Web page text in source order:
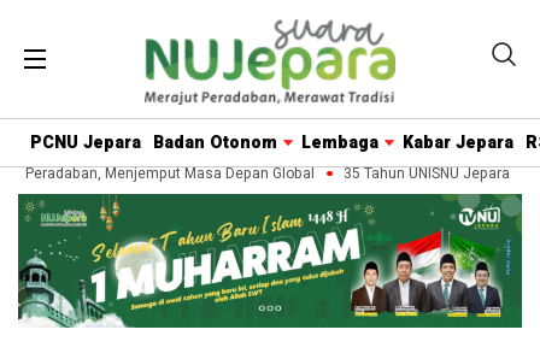
PCNU Jepara Badan Otonom Lembaga Kabar Jepara
Peradaban, Menjemput Masa Depan Global 35 Tahun UNISNU Jepara: